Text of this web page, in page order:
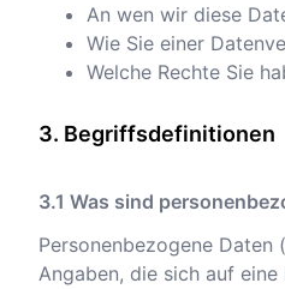
An wen wir diese
Wie Sie einer
Welche Rechte Sie
Begriffsdefinitionen
Was sind
Personenbezogene
Angaben, die sich auf